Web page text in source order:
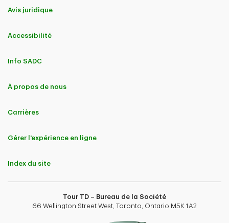
Avis juridique
Accessibilité
Info SADC
À propos de nous
Carrières
Gérer l'expérience en ligne
Index du site
Tour TD – Bureau de la Société
66 Wellington Street West, Toronto, Ontario M5K 1A2